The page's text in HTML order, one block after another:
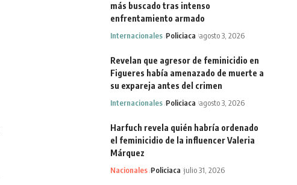
más buscado tras intenso
enfrentamiento armado
Internacionales Policiaca agosto 3, 2026
Revelan que agresor de feminicidio en
Figueres había amenazado de muerte a
su expareja antes del crimen
Internacionales Policiaca agosto 3, 2026
Harfuch revela quién habría ordenado
el feminicidio de la influencer Valeria
Márquez
Nacionales Policiaca julio 31, 2026